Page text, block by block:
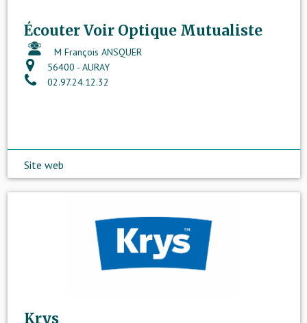
Écouter Voir Optique Mutualiste
M François ANSQUER
56400 - AURAY
02.97.24.12.32
Site web
Krys